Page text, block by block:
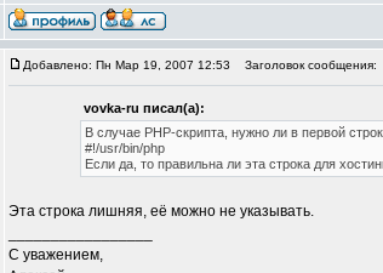
Добавлено: Пн Мар 19, 2007 12:53 Заголовок сообщения:
vovka-ru писал(а):
В случае PHP-скрипта, нужно ли в первой
#!/usr/bin/php
Если да, то правильна ли эта строка для
Эта строка лишняя, её можно не указывать.
С уважением,